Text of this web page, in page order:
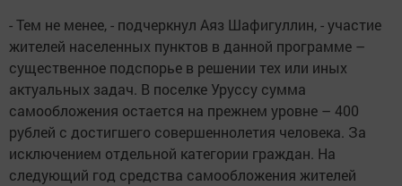
- Тем не менее, - подчеркнул Аяз Шафигуллин, - участие
жителей населенных пунктов в данной программе –
существенное подспорье в решении тех или иных
актуальных задач. В поселке Уруссу сумма
самообложения остается на прежнем уровне – 400
рублей с достигшего совершеннолетия человека. За
исключением отдельной категории граждан. На
следующий год средства самообложения жителей